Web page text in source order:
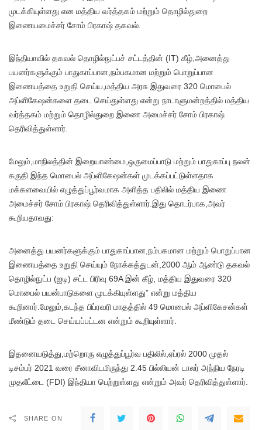
முடக்கியுள்ளது என மத்திய வர்த்தகம் மற்றும் தொழில்துறை
இணையமைச்சர் சோம் பிரகாஷ் தகவல்.
இந்தியாவில் தகவல் தொழில்நுட்பச் சட்டத்தின் (IT) கீழ்,அனைத்து
பயனர்களுக்கும் பாதுகாப்பான,நம்பகமான மற்றும் பொறுப்பான
இணையத்தை உறுதி செய்ய,மத்திய அரசு இதுவரை 320 மொபைல்
அப்ளிகேஷன்களை தடை செய்துள்ளது என்று நாடாளுமன்றத்தில் மத்திய
வர்த்தகம் மற்றும் தொழில்துறை இணை அமைச்சர் சோம் பிரகாஷ்
தெரிவித்துள்ளார்.
மேலும்,மாநிலத்தின் இறையாண்மை,ஒருமைப்பாடு மற்றும் பாதுகாப்பு நலன்
கருதி இந்த மொபைல் அப்ளிகேஷன்கள் முடக்கப்பட்டுள்ளதாக
மக்களவையில் எழுத்துப்பூர்வமாக அளித்த பதிலில் மத்திய இணை
அமைச்சர் சோம் பிரகாஷ் தெரிவித்துள்ளார்.இது தொடர்பாக,அவர்
கூறியதாவது:
அனைத்து பயனர்களுக்கும் பாதுகாப்பான,நம்பகமான மற்றும் பொறுப்பான
இணையத்தை உறுதி செய்யும் நோக்கத்துடன்,2000 ஆம் ஆண்டு தகவல்
தொழில்நுட்ப (ஐடி) சட்ட பிரிவு 69A இன் கீழ், மத்திய இதுவரை 320
மொபைல் பயன்பாடுகளை முடக்கியுள்ளது” என்று மத்திய
கூறினார்.மேலும்,கடந்த பிப்ரவரி மாதத்தில் 49 மொபைல் அப்ளிகேசன்கள்
மீண்டும் தடை செய்யப்பட்டன என்றும் கூறியுள்ளார்.
இதனையடுத்து,மற்றொரு எழுத்துப்பூர்வ பதிலில்,ஏப்ரல் 2000 முதல்
டிசம்பர் 2021 வரை சீனாவிடமிருந்து 2.45 பில்லியன் டாலர் அந்நிய நேரடி
முதலீட்டை (FDI) இந்தியா பெற்றுள்ளது என்றும் அவர் தெரிவித்துள்ளார்.
SHARE ON